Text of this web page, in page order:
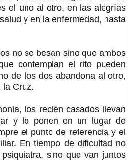
el uno al otro, en las alegrías
y en la enfermedad, hasta
no se besan sino que ambos
contemplan el rito pueden
de los dos abandona al otro,
la Cruz.
los recién casados llevan
y lo ponen en un lugar de
el punto de referencia y el
En tiempo de dificultad no
sino que van juntos